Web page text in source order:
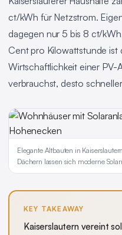
ct/kWh für Netzstrom.
dagegen nur 5 bis 8 ct/
Cent pro Kilowattstunde ist
Wirtschaftlichkeit einer PV-
verbrauchst, desto
Elegante Altbauten in
Dächern lassen sich moderne
KEY TAKEAWAY
Kaiserslautern vereint